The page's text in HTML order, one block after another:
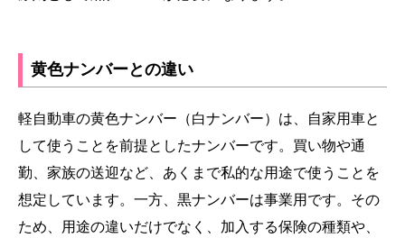
黄色ナンバーとの違い
軽自動車の黄色ナンバー（白ナンバー）は、自家用車と
して使うことを前提としたナンバーです。買い物や通
勤、家族の送迎など、あくまで私的な用途で使うことを
想定しています。一方、黒ナンバーは事業用です。その
ため、用途の違いだけでなく、加入する保険の種類や、